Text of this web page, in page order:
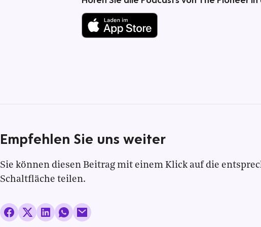
Empfehlen Sie uns weiter
Sie können diesen Beitrag mit einem Klick auf die
Schaltfläche teilen.